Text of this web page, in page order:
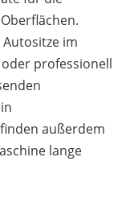
im
professionell
außerdem
lange